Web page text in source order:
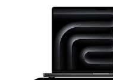
Durch die MDM
vereinfachen Sie
Geräte und